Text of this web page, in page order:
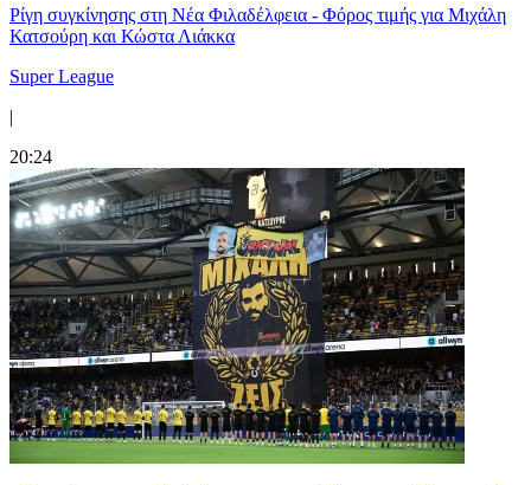
Ρίγη συγκίνησης στη Νέα Φιλαδέλφεια - Φόρος τιμής για Μιχάλη
Κατσούρη και Κώστα Λιάκκα
Super League
|
20:24